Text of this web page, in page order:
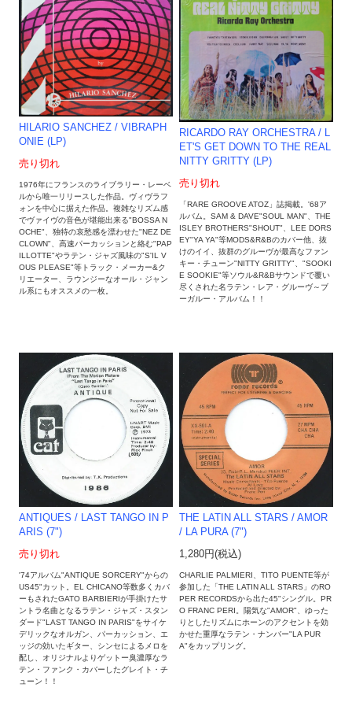
HILARIO SANCHEZ / VIBRAPH
ONIE (LP)
売り切れ
1976年にフランスのライブラリー・レーベ
ルから唯一リリースした作品。ヴィヴラフ
ォンを中心に据えた作品。複雑なリズム感
でヴァイヴの音色が堪能出来る"BOSSA N
OCHE"、独特の哀愁感を漂わせた"NEZ DE
CLOWN"、高速パーカッションと絡む"PAP
ILLOTTE"やラテン・ジャズ風味の"S'IL V
OUS PLEASE"等トラック・メーカー&ク
リエーター、ラウンジーなオール・ジャン
ル系にもオススメの一枚。
RICARDO RAY ORCHESTRA / L
ET'S GET DOWN TO THE REAL
NITTY GRITTY (LP)
売り切れ
「RARE GROOVE ATOZ」誌掲載。'68ア
ルバム。SAM & DAVE"SOUL MAN"、THE
ISLEY BROTHERS"SHOUT"、LEE DORS
EY"YA YA"等MODS&R&Bのカバー他、抜
けのイイ、抜群のグルーヴが最高なファン
キー・チューン"NITTY GRITTY"、"SOOKI
E SOOKIE"等ソウル&R&Bサウンドで覆い
尽くされた名ラテン・レア・グルーヴ～ブ
ーガルー・アルバム！！
ANTIQUES / LAST TANGO IN P
ARIS (7")
売り切れ
'74アルバム"ANTIQUE SORCERY"からの
US45"カット。EL CHICANO等数多くカバ
ーもされたGATO BARBIERIが手掛けたサ
ントラ名曲となるラテン・ジャズ・スタン
ダード"LAST TANGO IN PARIS"をサイケ
デリックなオルガン、パーカッション、エ
ッジの効いたギター、シンセによるメロを
配し、オリジナルよりゲットー臭濃厚なラ
テン・ファンク・カバーしたグレイト・チ
ューン！！
THE LATIN ALL STARS / AMOR
/ LA PURA (7")
1,280円(税込)
CHARLIE PALMIERI、TITO PUENTE等が
参加した「THE LATIN ALL STARS」のRO
PER RECORDSから出た45"シングル。PR
O FRANC PERI。陽気な"AMOR"、ゆった
りとしたリズムにホーンのアクセントを効
かせた重厚なラテン・ナンバー"LA PUR
A"をカップリング。